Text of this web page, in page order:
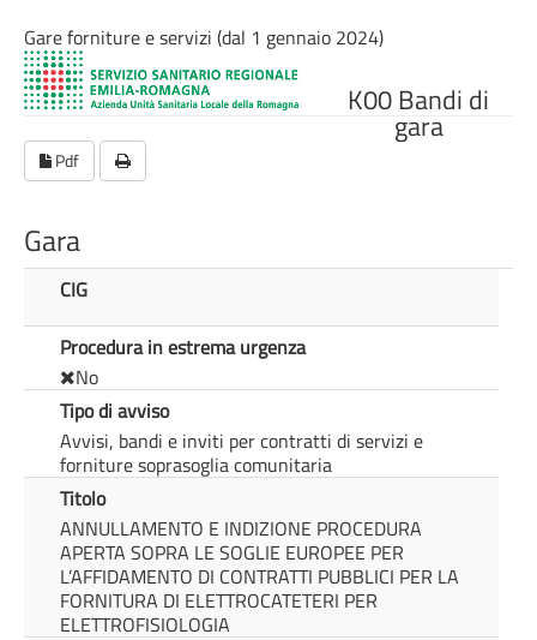
Gare forniture e servizi (dal 1 gennaio 2024)
K00 Bandi di
gara
Pdf
Gara
CIG
Procedura in estrema urgenza
No
Tipo di avviso
Avvisi, bandi e inviti per contratti di servizi e
forniture soprasoglia comunitaria
Titolo
ANNULLAMENTO E INDIZIONE PROCEDURA
APERTA SOPRA LE SOGLIE EUROPEE PER
L’AFFIDAMENTO DI CONTRATTI PUBBLICI PER LA
FORNITURA DI ELETTROCATETERI PER
ELETTROFISIOLOGIA